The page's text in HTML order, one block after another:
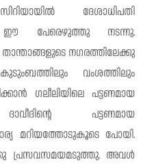
ദേശാധിപതി
ഈ പേരെഴുത്തു നടന്നു.
നഗരത്തിലേക്കു
വംശത്തിലും
ഗലീലിയിലെ പട്ടണമായ
പട്ടണമായ
മറിയത്തോടുകൂടെ പോയി.
പ്രസവസമയമടുത്തു. അവൾ